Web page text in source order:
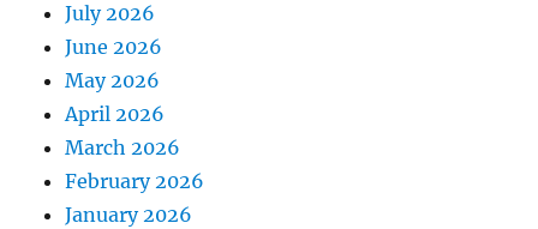
July 2026
June 2026
May 2026
April 2026
March 2026
February 2026
January 2026